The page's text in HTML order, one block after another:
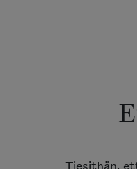
Tiesithän,